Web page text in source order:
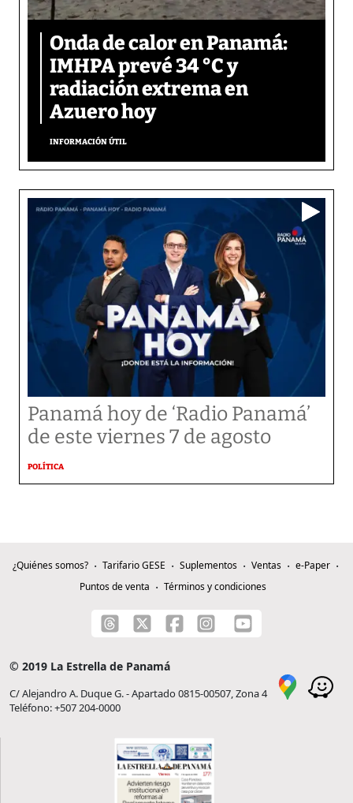
Onda de calor en Panamá:
IMHPA prevé 34 °C y
radiación extrema en
Azuero hoy
INFORMACIÓN ÚTIL
Panamá hoy de ‘Radio Panamá’
de este viernes 7 de agosto
POLÍTICA
¿Quiénes somos? Tarifario GESE Suplementos Ventas
e-Paper
Puntos de venta
Términos y condiciones
© 2019 La Estrella de Panamá
C/ Alejandro A. Duque G. - Apartado 0815-00507, Zona 4
Teléfono: +507 204-0000